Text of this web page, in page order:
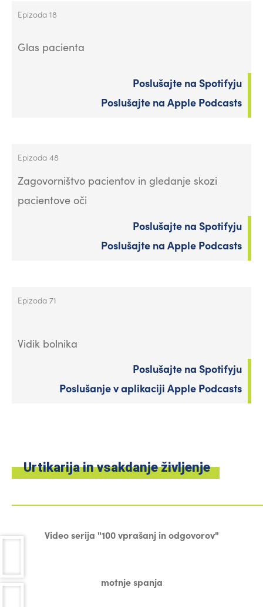
Epizoda 18
Glas pacienta
Poslušajte na Spotifyju
Poslušajte na Apple Podcasts
Epizoda 48
Zagovorništvo pacientov in gledanje skozi
pacientove oči
Poslušajte na Spotifyju
Poslušajte na Apple Podcasts
Epizoda 71
Vidik bolnika
Poslušajte na Spotifyju
Poslušanje v aplikaciji Apple Podcasts
Urtikarija in vsakdanje življenje
Video serija "100 vprašanj in odgovorov"
motnje spanja